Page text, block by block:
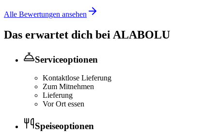
Alle Bewertungen ansehen
Das erwartet dich bei ALABOLU
Serviceoptionen
Kontaktlose Lieferung
Zum Mitnehmen
Lieferung
Vor Ort essen
Speiseoptionen